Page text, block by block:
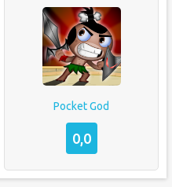
Pocket God
0,0